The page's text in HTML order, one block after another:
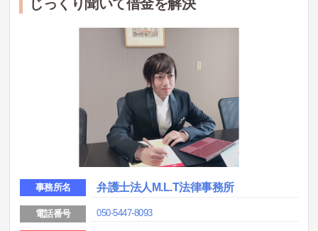
じっくり聞いて借金を解決
事務所名 弁護士法人M.L.T法律事務所
電話番号 050-5447-8093